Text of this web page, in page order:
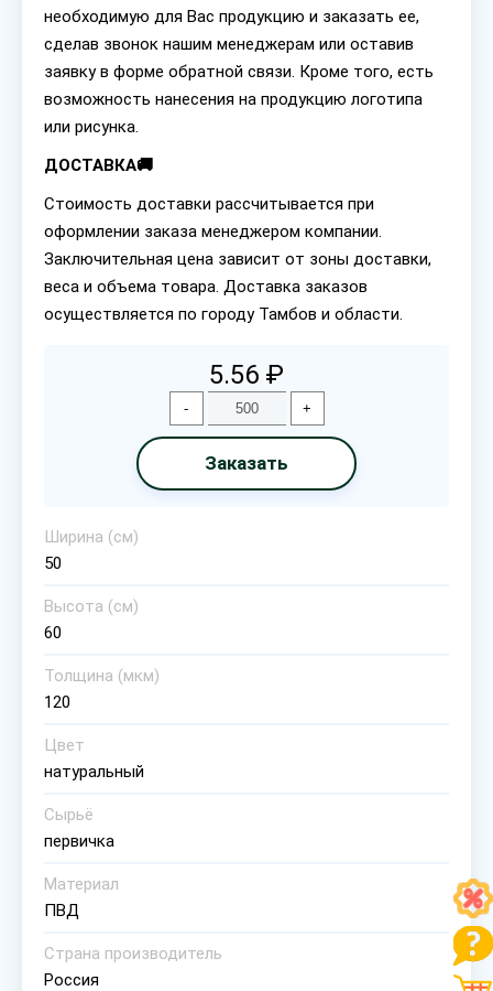
необходимую для Вас продукцию и заказать ее,
сделав звонок нашим менеджерам или оставив
заявку в форме обратной связи. Кроме того, есть
возможность нанесения на продукцию логотипа
или рисунка.
ДОСТАВКА🚚
Стоимость доставки рассчитывается при
оформлении заказа менеджером компании.
Заключительная цена зависит от зоны доставки,
веса и объема товара. Доставка заказов
осуществляется по городу Тамбов и области.
5.56 ₽
- +
Заказать
Ширина (см)
50
Высота (см)
60
Толщина (мкм)
120
Цвет
натуральный
Сырьё
первичка
Материал
ПВД
Страна производитель
Россия